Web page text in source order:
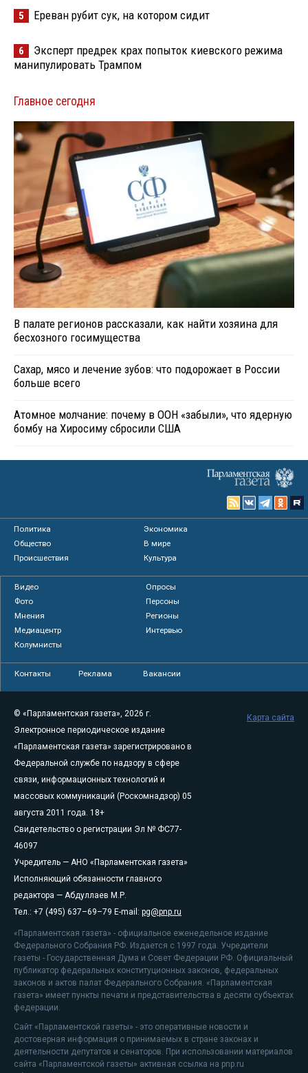
5 Ереван рубит сук, на котором сидит
6
Эксперт предрек крах попыток киевского режима
манипулировать Трампом
Главное сегодня
В палате регионов рассказали, как найти хозяина для
бесхозного госимущества
Сахар, мясо и лечение зубов: что подорожает в России
больше всего
Атомное молчание: почему в ООН «забыли», что ядерную
бомбу на Хиросиму сбросили США
Политика
Экономика
Общество
В мире
Происшествия
Культура
Видео
Опросы
Фото
Персоны
Мнения
Регионы
Медиацентр
Интервью
Колумнисты
Контакты Реклама Вакансии
© «Парламентская газета», 2026 г.
Электронное периодическое издание
«Парламентская газета» зарегистрировано в
Федеральной службе по надзору в сфере
связи, информационных технологий и
массовых коммуникаций (Роскомнадзор) 05
августа 2011 года. 18+
Свидетельство о регистрации Эл № ФС77-
46097
Учредитель — АНО «Парламентская газета»
Исполняющий обязанности главного
редактора — Абдуллаев М.Р.
Тел.: +7 (495) 637–69–79 E-mail: pg@pnp.ru
«Парламентская газета» - официальное еженедельное издание
Федерального Собрания РФ. Издается с 1997 года. Учредители
газеты - Государственная Дума и Совет Федерации РФ. Официальный
публикатор федеральных конституционных законов, федеральных
законов и актов палат Федерального Собрания. «Парламентская
газета» имеет пункты печати и представительства в десяти субъектах
федерации.
Сайт «Парламентской газеты» - это оперативные новости и
достоверная информация о принимаемых в стране законах и
деятельности депутатов и сенаторов. При использовании материалов
сайта «Парламентской газеты» активная ссылка на pnp.ru
Карта сайта